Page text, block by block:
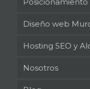
Diseño web
Hosting SEO y
Nosotros